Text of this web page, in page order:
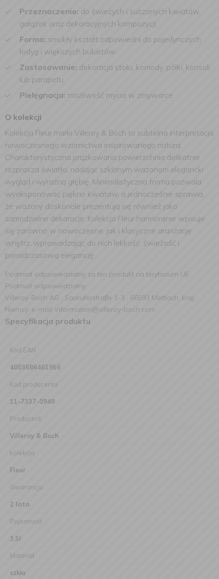
Przeznaczenie: do świeżych i suszonych kwiatów,
gałązek oraz dekoracyjnych kompozycji.
Forma: smukły kształt odpowiedni do pojedynczych
łodyg i większych bukietów.
Zastosowanie: dekoracja stołu, komody, półki, konsoli
lub parapetu.
Pielęgnacja: możliwość mycia w zmywarce.
O kolekcji
Kolekcja Fleur marki Villeroy & Boch to subtelna interpretacja
nowoczesnego wzornictwa inspirowanego naturą.
Charakterystyczna prążkowana powierzchnia delikatnie
rozprasza światło, nadając szklanym wazonom elegancki
wygląd i wyraźną głębię. Minimalistyczna forma pozwala
wyeksponować piękno kwiatów, a jednocześnie sprawia,
że wazony doskonale prezentują się również jako
samodzielne dekoracje. Kolekcja Fleur harmonijnie wpisuje
się zarówno w nowoczesne, jak i klasyczne aranżacje
wnętrz, wprowadzając do nich lekkość, świeżość i
ponadczasową elegancję.
Podmiot odpowiedzialny za ten produkt na terytorium UE:
Podmiot odpowiedzialny:
Villeroy-Boch AG , Saaruferstraβe 1-3 , 66693 Mettlach, kraj:
Niemcy, e-mail: information@villeroy-boch.com
Specyfikacja produktu
Kod EAN
4003686461956
Kod producenta
11-7337-0949
Producent
Villeroy & Boch
kolekcja
Fleur
Gwarancja
2 lata
Pojemność
3,5l
Materiał
szkło